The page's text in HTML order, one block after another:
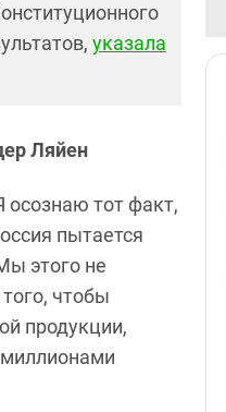
указала
Ляйен
тот факт,
пытается
этого не
чтобы
продукции,